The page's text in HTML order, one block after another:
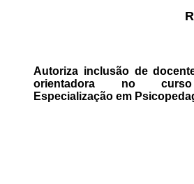
Autoriza inclusão de
orientadora no
Especialização em